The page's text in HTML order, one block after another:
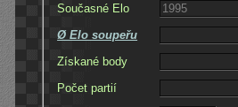
Současné Elo
Ø Elo soupeřu
Získané body
Počet partií